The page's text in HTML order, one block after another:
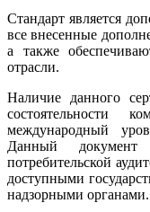
Стандарт является
все внесенные
а также
отрасли.
Наличие данного
состоятельности
международный
Данный документ
потребительской
доступными
надзорными органами.